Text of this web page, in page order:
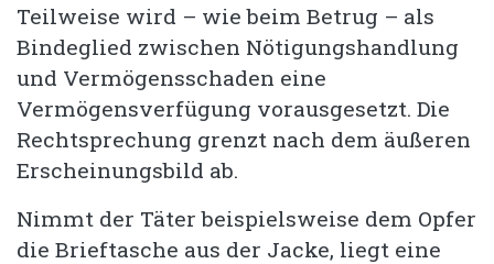
Teilweise wird – wie beim Betrug – als
Bindeglied zwischen Nötigungshandlung
und Vermögensschaden eine
Vermögensverfügung vorausgesetzt. Die
Rechtsprechung grenzt nach dem äußeren
Erscheinungsbild ab.
Nimmt der Täter beispielsweise dem Opfer
die Brieftasche aus der Jacke, liegt eine